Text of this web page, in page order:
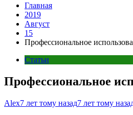
Главная
2019
Август
15
Профессиональное
Статьи
Профессиональное
Alex7 лет тому назад7 лет тому